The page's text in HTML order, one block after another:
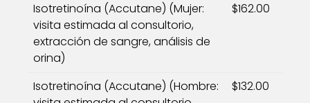
Isotretinoína (Accutane) (Mujer:
visita estimada al consultorio,
extracción de sangre, análisis de
orina)
$162.00
Isotretinoína (Accutane) (Hombre:
$132.00